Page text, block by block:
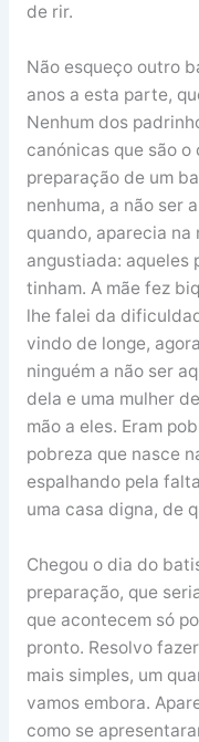
de rir.
Não esqueço outro
anos a esta parte,
Nenhum dos
canónicas que são
preparação de um
nenhuma, a não ser
quando, aparecia na
angustiada: aqueles
tinham. A mãe fez
lhe falei da
vindo de longe,
ninguém a não ser
dela e uma mulher
mão a eles. Eram
pobreza que nasce
espalhando pela
uma casa digna, de
Chegou o dia do
preparação, que
que acontecem só
pronto. Resolvo
mais simples, um
vamos embora.
como se